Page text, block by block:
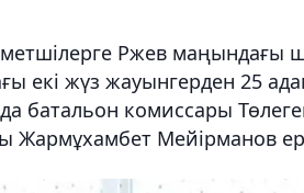
Ржев маңындағы
екі жүз жауынгерден 25
батальон комиссары
Жармұхамбет Мейірманов